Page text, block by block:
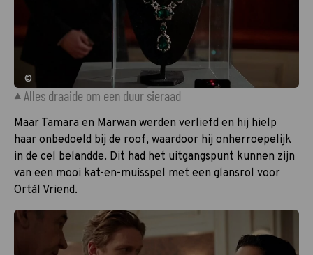
©
Alles draaide om een duur sieraad
Maar Tamara en Marwan werden verliefd en hij hielp
haar onbedoeld bij de roof, waardoor hij onherroepelijk
in de cel belandde. Dit had het uitgangspunt kunnen zijn
van een mooi kat-en-muisspel met een glansrol voor
Ortál Vriend.